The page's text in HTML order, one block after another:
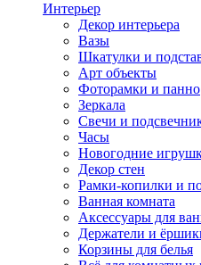
Интерьер
Декор интерьера
Вазы
Шкатулки и
Арт объекты
Фоторамки и панно
Зеркала
Свечи и
Часы
Новогодние
Декор стен
Рамки-копилки и
Ванная комната
Аксессуары для
Держатели и
Корзины для белья